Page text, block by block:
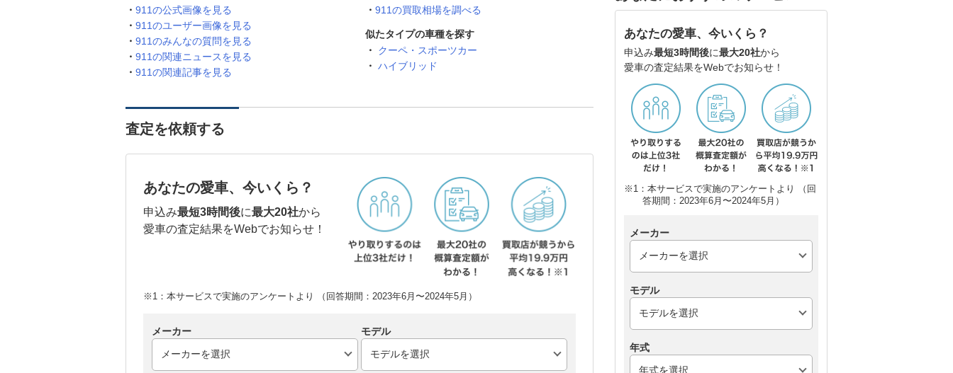
911の公式画像を見る
911のユーザー画像を見る
911のみんなの質問を見る
911の関連ニュースを見る
911の関連記事を見る
911の買取相場を調べる
似たタイプの車種を探す
クーペ・スポーツカー
ハイブリッド
査定を依頼する
あなたの愛車、今いくら？
申込み最短3時間後に最大20社から
愛車の査定結果をWebでお知らせ！
※1：本サービスで実施のアンケートより （回答期間：2023年6月〜2024年5月）
メーカー モデル
あなたの愛車、今いくら？
申込み最短3時間後に最大20社から
愛車の査定結果をWebでお知らせ！
※1：本サービスで実施のアンケートより （回
答期間：2023年6月〜2024年5月）
メーカー
モデル
年式